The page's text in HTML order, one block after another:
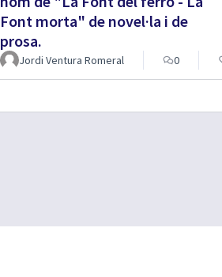
Font morta" de novel·la i de
prosa.
Jordi Ventura Romeral 0